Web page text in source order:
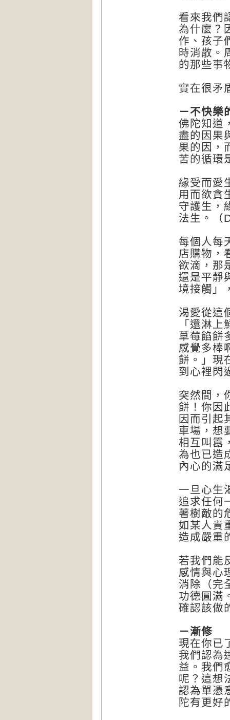
看來我們
為什麼？
作、孩子
時消散。
的那些事
實在很矛
－不快樂
佛陀知道
盡的因果
果的因，
苦的循環
緣受而愛
用而欲貪
守護生，
法生。（
每個人每
店購物，
欲滴，那
還是平靜
境接觸」
渴愛從這
「還淋
草莓餡餅
感覺多棒
餅。」現
到心裡閃
突然間，
餅！你因
因而引起
車場，想
相互叫囂
為也已造
內心的滿
一旦心生
追求任何
著樹敵的
如某人貴
造成嚴重
若我們能
感情與心
消除（完
功德圓滿
確認該做
－漸修
現在你已
我們認為
益。我們
呢？這想
認為單憑
陀有更好